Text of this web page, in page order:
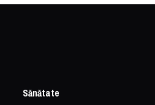
Sănătate